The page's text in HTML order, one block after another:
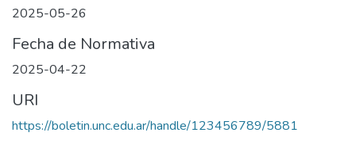
2025-05-26
Fecha de Normativa
2025-04-22
URI
https://boletin.unc.edu.ar/handle/123456789/5881